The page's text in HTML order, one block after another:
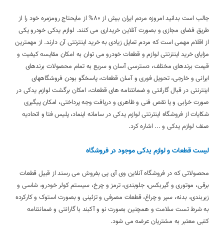
جالب است بدانید امروزه مردم ایران بیش از 80% از مایحتاج رومزمره خود را از
طریق فضای مجازی و بصورت آنلاین خریداری می کنند. لوازم یدکی خودرو یکی
از اقلام مهمی است که مردم تمایل زیادی به خرید اینترنتی آن دارند. از مهمترین
مزایای خرید اینترنتی لوازم و قطعات خودرو می توان به امکان مقایسه کیفیت و
قیمت برندهای مختلف، دسترسی آسان و سریع به تمام محصولات برندهای
ایرانی و خارجی، تحویل فوری و آسان قطعات، پاسخگو بودن فروشگاههای
اینترنتی در قبال گارانتی و ضمانتنامه های قطعات، امکان برگشت لوازم یدکی در
صورت خرابی و یا نقص فنی و ظاهری و دریافت وجه پرداختی، امکان پیگیری
شکایات از فروشگاه اینترنتی لوازم یدکی در سامانه اینماد، پلیس فتا و اتحادیه
صنف لوازم یدکی و ... اشاره کرد.
لیست قطعات و لوازم یدکی موجود در فروشگاه
محصولاتی که در فروشگاه آنلاین وی آی پی بفروش می رسند از قبیل قطعات
برقی، موتوری و گیربکس، جلوبندی، ترمز و چرخ، سیستم کولر خودرو، شاسی و
زیربندی، بدنه، سپر و چراغ، قطعات مصرفی و تزئینی و بصورت استوک و کارکرده
به شرط تست سلامت و همچنین بصورت نو و آکبند با گارانتی و ضمانتنامه
کتبی معتبر به مشتریان عرضه می شود.